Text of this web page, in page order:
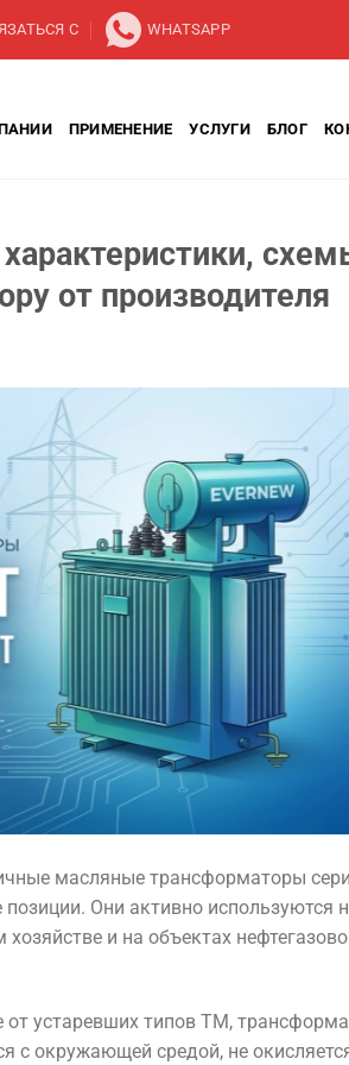
С WHATSAPP
ПРИМЕНЕНИЕ УСЛУГИ БЛОГ
от производителя
масляные трансформаторы
Они активно используются
и на объектах
от устаревших типов ТМ,
с окружающей средой, не